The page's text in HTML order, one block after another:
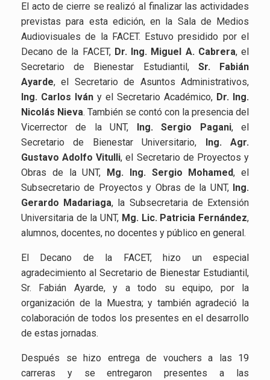
El acto de cierre se realizó al finalizar las actividades
previstas para esta edición, en la Sala de Medios
Audiovisuales de la FACET. Estuvo presidido por el
Decano de la FACET, Dr. Ing. Miguel A. Cabrera, el
Secretario de Bienestar Estudiantil, Sr. Fabián
Ayarde, el Secretario de Asuntos Administrativos,
Ing. Carlos Iván y el Secretario Académico, Dr. Ing.
Nicolás Nieva. También se contó con la presencia del
Vicerrector de la UNT,
Ing. Sergio Pagani, el
Secretario de Bienestar Universitario,
Ing. Agr.
Gustavo Adolfo Vitulli, el Secretario de Proyectos y
Obras de la UNT,
Mg. Ing. Sergio Mohamed, el
Subsecretario de Proyectos y Obras de la UNT, Ing.
Gerardo Madariaga, la Subsecretaria de Extensión
Universitaria de la UNT, Mg. Lic. Patricia Fernández,
alumnos, docentes, no docentes y público en general.
El Decano de la FACET, hizo un especial
agradecimiento al Secretario de Bienestar Estudiantil,
Sr. Fabián Ayarde, y a todo su equipo, por la
organización de la Muestra; y también agradeció la
colaboración de todos los presentes en el desarrollo
de estas jornadas.
Después se hizo entrega de vouchers a las 19
carreras y se entregaron presentes a las